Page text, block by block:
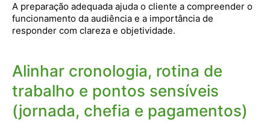
A preparação adequada ajuda o cliente a compreender o
funcionamento da audiência e a importância de
responder com clareza e objetividade.
Alinhar cronologia, rotina de
trabalho e pontos sensíveis
(jornada, chefia e pagamentos)